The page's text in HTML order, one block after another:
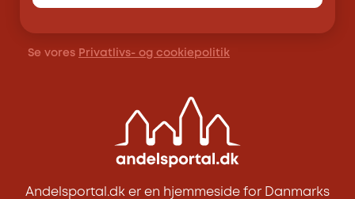
Se vores Privatlivs- og cookiepolitik
Andelsportal.dk er en hjemmeside for Danmarks